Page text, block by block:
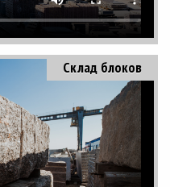
Склад блоков